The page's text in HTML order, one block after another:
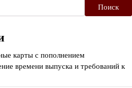
Поиск
карты с пополнением
времени выпуска и требований к